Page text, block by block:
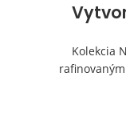
Kolekcia